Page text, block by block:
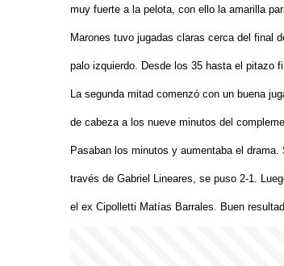
muy fuerte a la pelota, con ello la amarilla
Marones tuvo jugadas claras cerca del final
palo izquierdo. Desde los 35 hasta el pitazo
La segunda mitad comenzó con un buena
de cabeza a los nueve minutos del
Pasaban los minutos y aumentaba el
través de Gabriel Lineares, se puso 2-1.
el ex Cipolletti Matías Barrales. Buen